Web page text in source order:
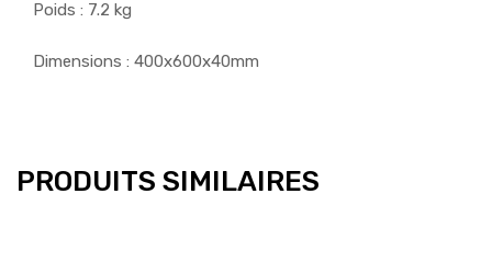
Poids : 7.2 kg
Dimensions : 400x600x40mm
PRODUITS SIMILAIRES